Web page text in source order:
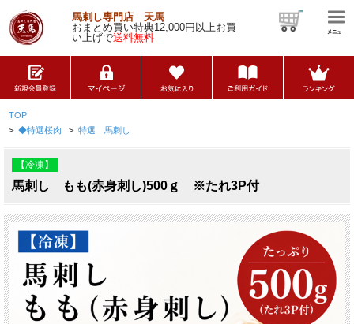
馬刺し専門店 天馬
おまとめ買い特典12,000円以上お買
い上げで送料無料
TOP
> ◆特選桜肉 > 特選 馬刺し
【冷凍】
馬刺し もも(赤身刺し)500ｇ ※たれ3P付